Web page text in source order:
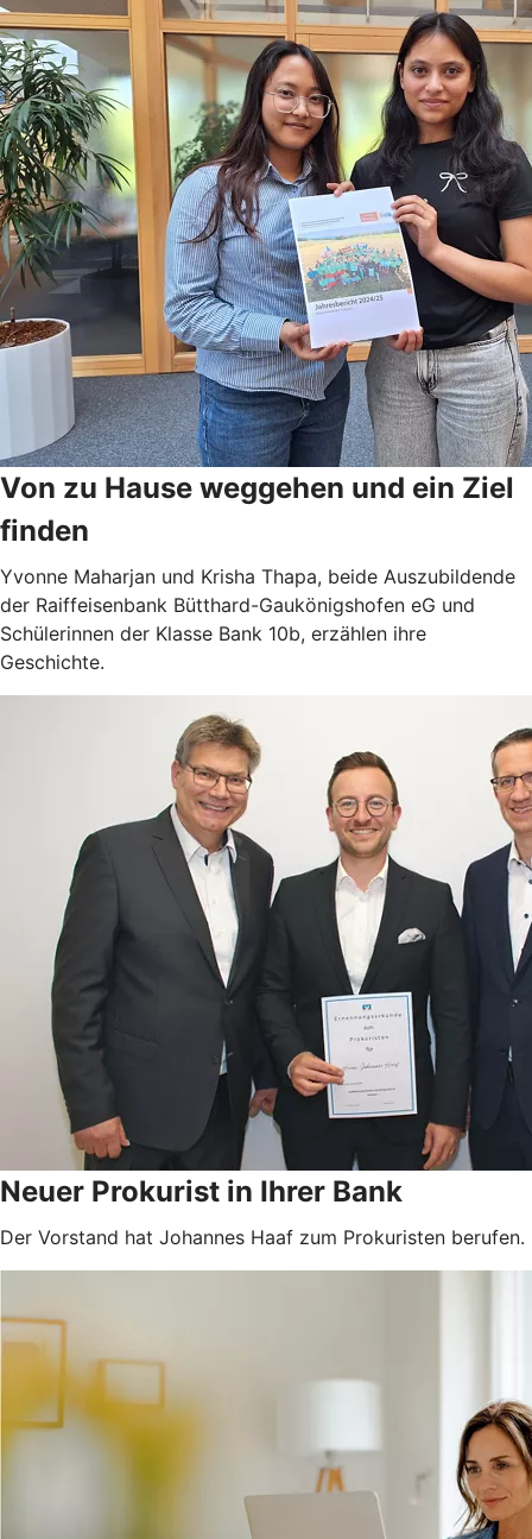
Von zu Hause weggehen und ein Ziel
finden
Yvonne Maharjan und Krisha Thapa, beide Auszubildende
der Raiffeisenbank Bütthard-Gaukönigshofen eG und
Schülerinnen der Klasse Bank 10b, erzählen ihre
Geschichte.
Neuer Prokurist in Ihrer Bank
Der Vorstand hat Johannes Haaf zum Prokuristen berufen.